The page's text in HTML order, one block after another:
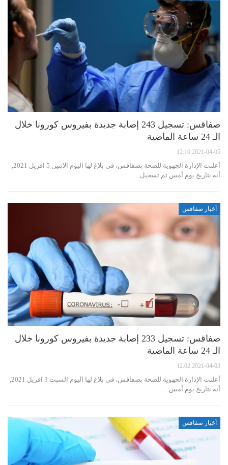
صفاقس: تسجيل 243 إصابة جديدة بفيروس كورونا خلال
الـ 24 ساعة الماضية
2021-04-05 12:10
أنه بتاريخ يوم أمس تم تسجيل…
أخبار صفاقس
صفاقس: تسجيل 233 إصابة جديدة بفيروس كورونا خلال
الـ 24 ساعة الماضية
2021-04-03 12:02
أعلنت الإدارة الجهوية للصحة بصفاقس، في بلاغ لها اليوم السبت 3 افريل 2021,
أنه بتاريخ يوم أمس…
أخبار صفاقس